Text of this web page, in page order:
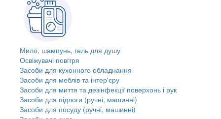
Мило, шампунь, гель для душу
Освіжувачі повітря
Засоби для кухонного обладнання
Засоби для меблів та інтер'єру
Засоби для миття та дезінфекції поверхонь і рук
Засоби для підлоги (ручні, машинні)
Засоби для посуду (ручні, машинні)